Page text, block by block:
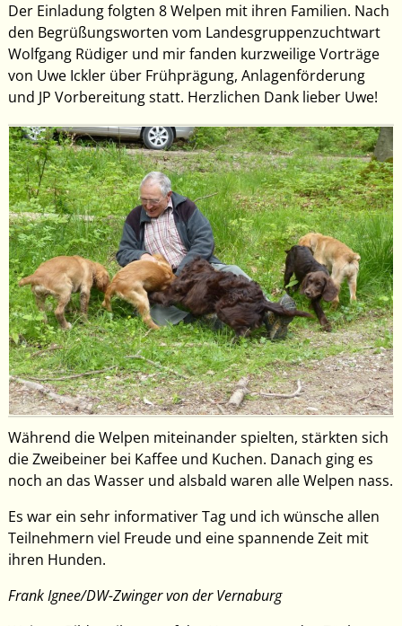
Der Einladung folgten 8 Welpen mit ihren Familien. Nach
den Begrüßungsworten vom Landesgruppenzuchtwart
Wolfgang Rüdiger und mir fanden kurzweilige Vorträge
von Uwe Ickler über Frühprägung, Anlagenförderung
und JP Vorbereitung statt. Herzlichen Dank lieber Uwe!
Während die Welpen miteinander spielten, stärkten sich
die Zweibeiner bei Kaffee und Kuchen. Danach ging es
noch an das Wasser und alsbald waren alle Welpen nass.
Es war ein sehr informativer Tag und ich wünsche allen
Teilnehmern viel Freude und eine spannende Zeit mit
ihren Hunden.
Frank Ignee/DW-Zwinger von der Vernaburg